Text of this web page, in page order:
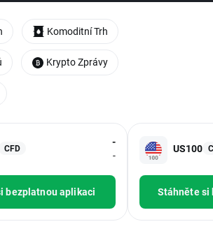
CFD
-
-
bezplatnou aplikaci
US100
Stáhněte
Komoditní Trh
Krypto Zprávy